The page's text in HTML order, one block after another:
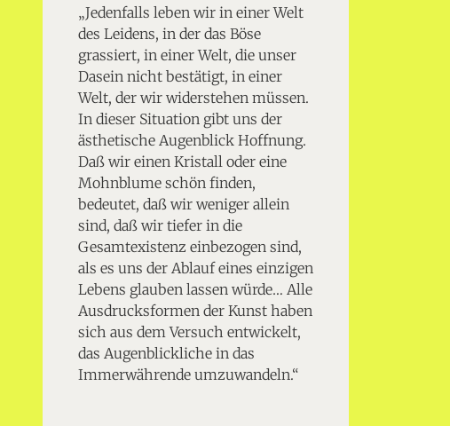
„Jedenfalls leben wir in einer Welt
des Leidens, in der das Böse
grassiert, in einer Welt, die unser
Dasein nicht bestätigt, in einer
Welt, der wir widerstehen müssen.
In dieser Situation gibt uns der
ästhetische Augenblick Hoffnung.
Daß wir einen Kristall oder eine
Mohnblume schön finden,
bedeutet, daß wir weniger allein
sind, daß wir tiefer in die
Gesamtexistenz einbezogen sind,
als es uns der Ablauf eines einzigen
Lebens glauben lassen würde… Alle
Ausdrucksformen der Kunst haben
sich aus dem Versuch entwickelt,
das Augenblickliche in das
Immerwährende umzuwandeln.“